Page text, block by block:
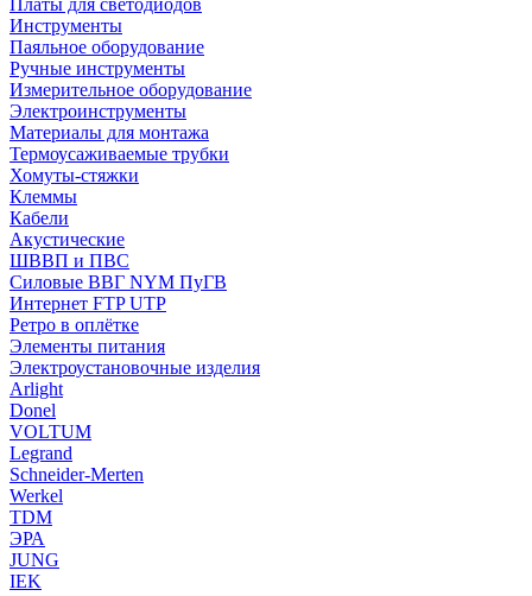
Платы для светодиодов
Инструменты
Паяльное оборудование
Ручные инструменты
Измерительное оборудование
Электроинструменты
Материалы для монтажа
Термоусаживаемые трубки
Хомуты-стяжки
Клеммы
Кабели
Акустические
ШВВП и ПВС
Силовые ВВГ NYM ПуГВ
Интернет FTP UTP
Ретро в оплётке
Элементы питания
Электроустановочные изделия
Arlight
Donel
VOLTUM
Legrand
Schneider-Merten
Werkel
TDM
ЭРА
JUNG
IEK